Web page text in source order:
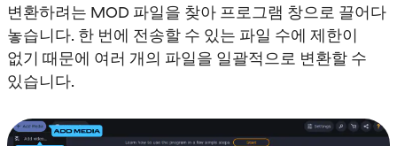
변환하려는 MOD 파일을 찾아 프로그램 창으로 끌어다
놓습니다. 한 번에 전송할 수 있는 파일 수에 제한이
없기 때문에 여러 개의 파일을 일괄적으로 변환할 수
있습니다.